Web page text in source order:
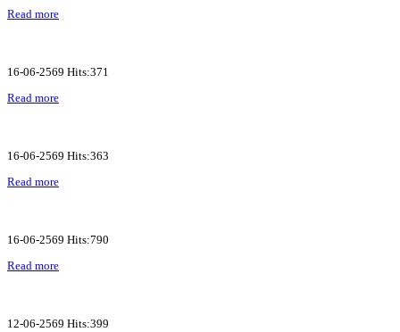
Read more
16-06-2569 Hits:371
Read more
16-06-2569 Hits:363
Read more
16-06-2569 Hits:790
Read more
12-06-2569 Hits:399